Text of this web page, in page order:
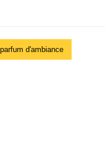
d'ambiance